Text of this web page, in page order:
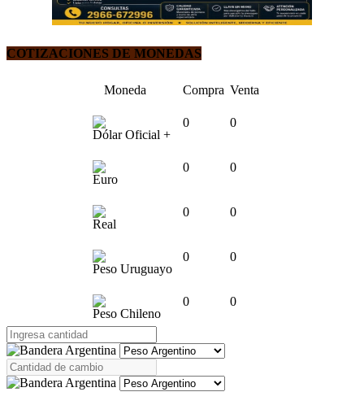
COTIZACIONES DE MONEDAS
Moneda Compra Venta
Dólar Oficial +
0 0
Euro
0 0
Real
0 0
Peso Uruguayo
0 0
Peso Chileno
0 0